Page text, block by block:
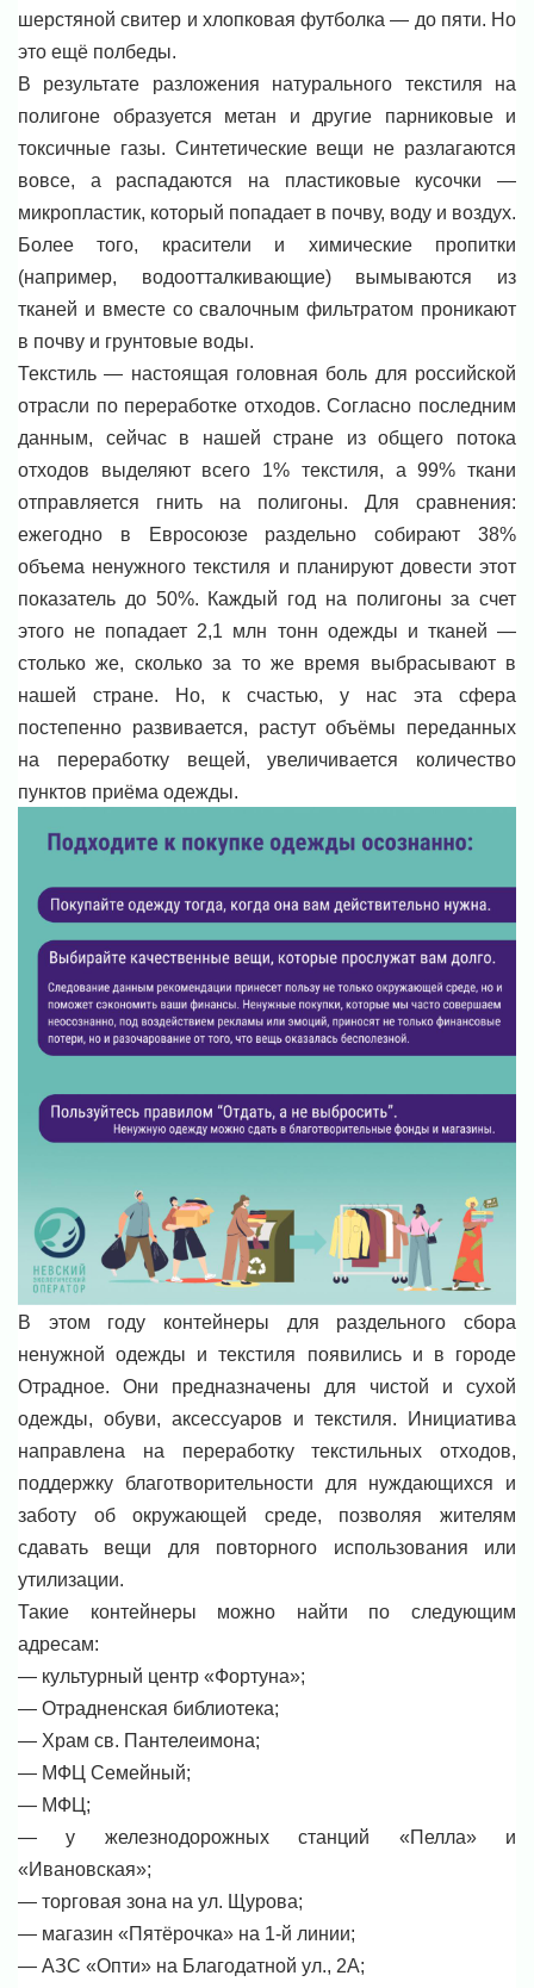
шерстяной свитер и хлопковая футболка — до пяти. Но
это ещё полбеды.
В результате разложения натурального текстиля на
полигоне образуется метан и другие парниковые и
токсичные газы. Синтетические вещи не разлагаются
вовсе, а распадаются на пластиковые кусочки —
микропластик, который попадает в почву, воду и воздух.
Более того, красители и химические пропитки
(например, водоотталкивающие) вымываются из
тканей и вместе со свалочным фильтратом проникают
в почву и грунтовые воды.
Текстиль — настоящая головная боль для российской
отрасли по переработке отходов. Согласно последним
данным, сейчас в нашей стране из общего потока
отходов выделяют всего 1% текстиля, а 99% ткани
отправляется гнить на полигоны. Для сравнения:
ежегодно в Евросоюзе раздельно собирают 38%
объема ненужного текстиля и планируют довести этот
показатель до 50%. Каждый год на полигоны за счет
этого не попадает 2,1 млн тонн одежды и тканей —
столько же, сколько за то же время выбрасывают в
нашей стране. Но, к счастью, у нас эта сфера
постепенно развивается, растут объёмы переданных
на переработку вещей, увеличивается количество
пунктов приёма одежды.
В этом году контейнеры для раздельного сбора
ненужной одежды и текстиля появились и в городе
Отрадное. Они предназначены для чистой и сухой
одежды, обуви, аксессуаров и текстиля. Инициатива
направлена на переработку текстильных отходов,
поддержку благотворительности для нуждающихся и
заботу об окружающей среде, позволяя жителям
сдавать вещи для повторного использования или
утилизации.
Такие контейнеры можно найти по следующим
адресам:
— культурный центр «Фортуна»;
— Отрадненская библиотека;
— Храм св. Пантелеимона;
— МФЦ Семейный;
— МФЦ;
— у железнодорожных станций «Пелла» и
«Ивановская»;
— торговая зона на ул. Щурова;
— магазин «Пятёрочка» на 1-й линии;
— АЗС «Опти» на Благодатной ул., 2А;